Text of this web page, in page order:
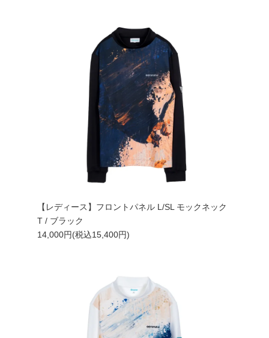
【レディース】フロントパネル L/SL モックネック
T / ブラック
14,000円(税込15,400円)